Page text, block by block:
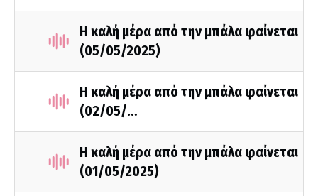
Η καλή μέρα από την μπάλα φαίνεται
(05/05/2025)
Η καλή μέρα από την μπάλα φαίνεται
(02/05/…
Η καλή μέρα από την μπάλα φαίνεται
(01/05/2025)